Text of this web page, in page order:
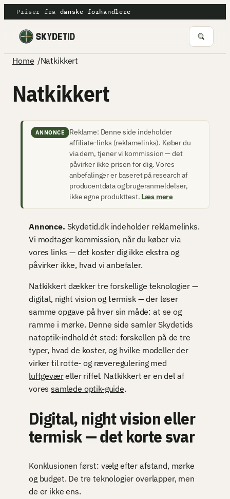
Spring
til
indhold
Priser fra danske forhandlere
Home /Natkikkert
Natkikkert
ANNONCE
Reklame: Denne side indeholder
affiliate-links (reklamelinks). Køber du
via dem, tjener vi kommission — det
påvirker ikke prisen for dig. Vores
anbefalinger er baseret på research af
producentdata og brugeranmeldelser,
ikke egne produkttest. Læs mere
Annonce. Skydetid.dk indeholder reklamelinks.
Vi modtager kommission, når du køber via
vores links — det koster dig ikke ekstra og
påvirker ikke, hvad vi anbefaler.
Natkikkert dækker tre forskellige teknologier —
digital, night vision og termisk — der løser
samme opgave på hver sin måde: at se og
ramme i mørke. Denne side samler Skydetids
natoptik-indhold ét sted: forskellen på de tre
typer, hvad de koster, og hvilke modeller der
virker til rotte- og ræveregulering med
luftgeværeller riffel. Natkikkert er en del af
voressamlede optik-guide.
Digital, night vision eller
termisk — det korte svar
Konklusionen først: vælg efter afstand, mørke
og budget. De tre teknologier overlapper, men
de er ikke ens.